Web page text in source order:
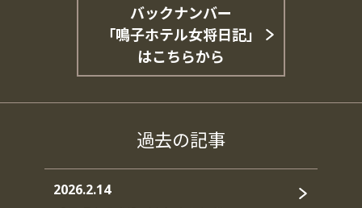
バックナンバー
「鳴子ホテル女将日記」
はこちらから
過去の記事
2026.2.14